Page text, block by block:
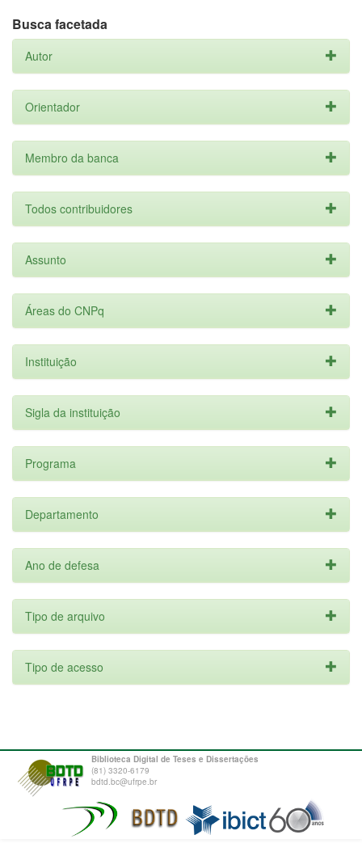
Busca facetada
Autor
Orientador
Membro da banca
Todos contribuidores
Assunto
Áreas do CNPq
Instituição
Sigla da instituição
Programa
Departamento
Ano de defesa
Tipo de arquivo
Tipo de acesso
Biblioteca Digital de Teses e Dissertações
(81) 3320-6179
bdtd.bc@ufrpe.br